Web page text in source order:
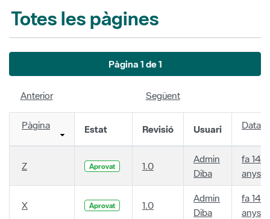
Totes les pàgines
Pàgina 1 de 1
Anterior Següent
Pàgina Estat Revisió Usuari Data
Z Aprovat 1.0
Admin
Diba
fa 14
anys
X Aprovat 1.0
Admin
Diba
fa 14
anys